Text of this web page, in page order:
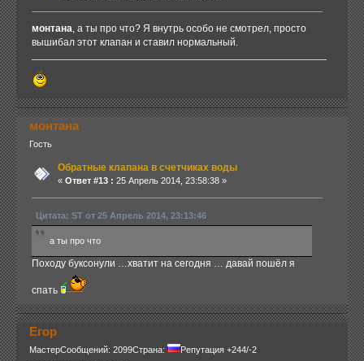
монтана, а ты про что? Я внутрь особо не смотрел, просто
вышибал этот клапан и ставил нормальный.
монтана
Гость
Обратные клапана в счетчиках воды
« Ответ #13 : 25 Апрель 2014, 23:58:38 »
Цитата: ST от 25 Апрель 2014, 23:13:46
а ты про что
Походу буксонули …хватит на сегодня … давай пошёл я
спать
Егор
МастерСообщений: 2099Страна:
Репутация +244/-2